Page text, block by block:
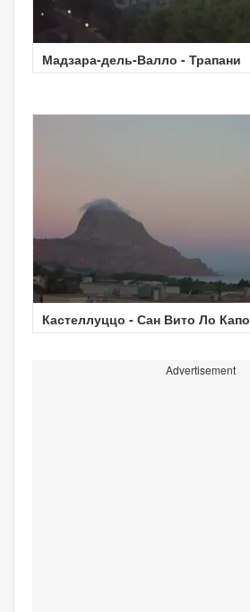
Мадзара-дель-Валло - Трапани
Кастеллуццо - Сан Вито Ло Капо
Advertisement